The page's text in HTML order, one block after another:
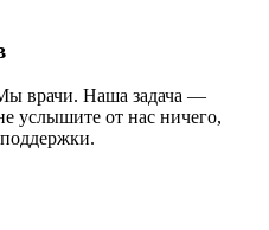
врачи. Наша задача —
услышите от нас ничего,